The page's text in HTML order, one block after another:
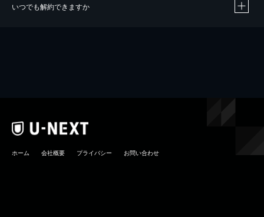
いつでも解約できますか
ホーム 会社概要 プライバシー お問い合わせ